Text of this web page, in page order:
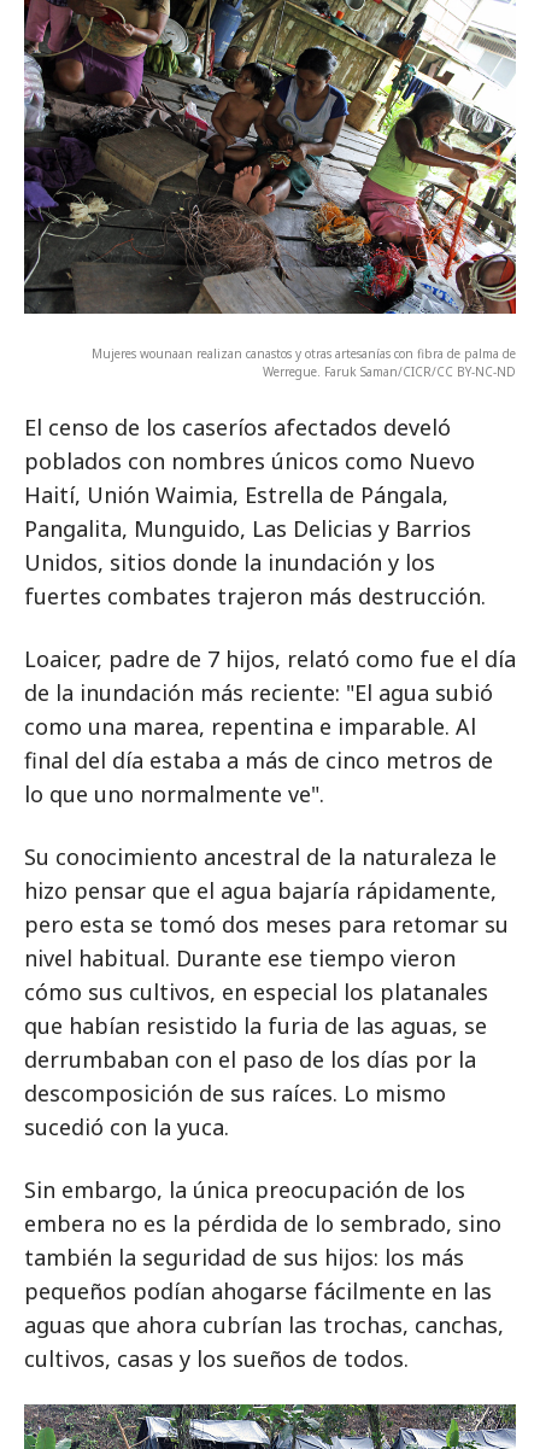
Mujeres wounaan realizan canastos y otras artesanías con fibra de palma de
Werregue. Faruk Saman/CICR/CC BY-NC-ND
El censo de los caseríos afectados develó
poblados con nombres únicos como Nuevo
Haití, Unión Waimia, Estrella de Pángala,
Pangalita, Munguido, Las Delicias y Barrios
Unidos, sitios donde la inundación y los
fuertes combates trajeron más destrucción.
Loaicer, padre de 7 hijos, relató como fue el día
de la inundación más reciente: "El agua subió
como una marea, repentina e imparable. Al
final del día estaba a más de cinco metros de
lo que uno normalmente ve".
Su conocimiento ancestral de la naturaleza le
hizo pensar que el agua bajaría rápidamente,
pero esta se tomó dos meses para retomar su
nivel habitual. Durante ese tiempo vieron
cómo sus cultivos, en especial los platanales
que habían resistido la furia de las aguas, se
derrumbaban con el paso de los días por la
descomposición de sus raíces. Lo mismo
sucedió con la yuca.
Sin embargo, la única preocupación de los
embera no es la pérdida de lo sembrado, sino
también la seguridad de sus hijos: los más
pequeños podían ahogarse fácilmente en las
aguas que ahora cubrían las trochas, canchas,
cultivos, casas y los sueños de todos.